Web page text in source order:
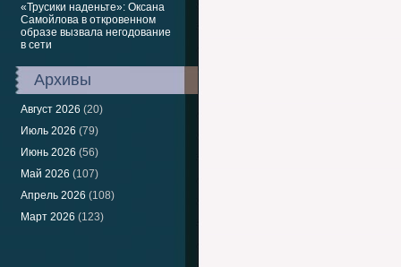
«Трусики наденьте»: Оксана
Самойлова в откровенном
образе вызвала негодование
в сети
Архивы
Август 2026 (20)
Июль 2026 (79)
Июнь 2026 (56)
Май 2026 (107)
Апрель 2026 (108)
Март 2026 (123)